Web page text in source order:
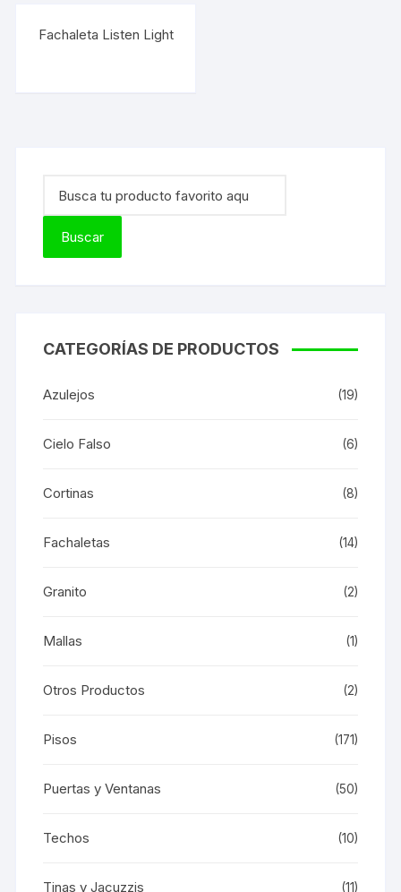
Fachaleta Listen Light
CATEGORÍAS DE PRODUCTOS
Azulejos (19)
Cielo Falso (6)
Cortinas (8)
Fachaletas (14)
Granito (2)
Mallas (1)
Otros Productos (2)
Pisos (171)
Puertas y Ventanas (50)
Techos (10)
Tinas y Jacuzzis (11)